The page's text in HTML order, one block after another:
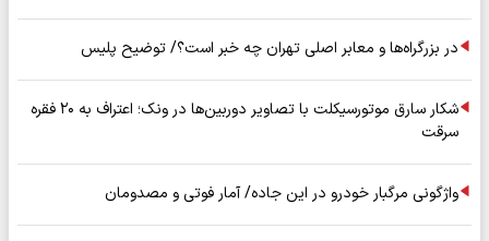
در بزرگراه‌ها و معابر اصلی تهران چه خبر است؟/ توضیح پلیس
شکار سارق موتورسیکلت با تصاویر دوربین‌ها در ونک؛ اعتراف به ۲۰ فقره
سرقت
واژگونی مرگبار خودرو در این جاده/ آمار فوتی و مصدومان